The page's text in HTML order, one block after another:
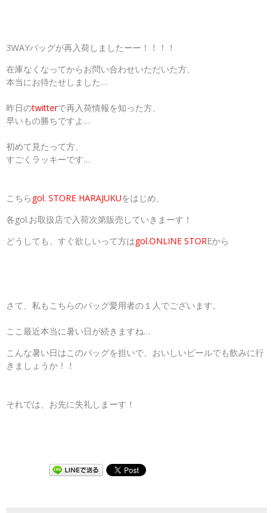
3WAYバッグが再入荷しましたーー！！！！
在庫なくなってからお問い合わせいただいた方、
本当にお待たせしました…
昨日のtwitterで再入荷情報を知った方、
早いもの勝ちですよ…
初めて見たって方、
すごくラッキーです…
こちらgol. STORE HARAJUKUをはじめ、
各gol.お取扱店で入荷次第販売していきまーす！
どうしても、すぐ欲しいって方はgol.ONLINE STOREから
さて、私もこちらのバッグ愛用者の１人でございます。
ここ最近本当に暑い日が続きますね…
こんな暑い日はこのバッグを担いで、おいしいビールでも飲みに行
きましょうか！！
それでは、お先に失礼しまーす！